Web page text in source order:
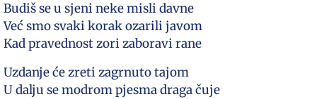
Budiš se u sjeni neke misli davne
Već smo svaki korak ozarili javom
Kad pravednost zori zaboravi rane
Uzdanje će zreti zagrnuto tajom
U dalju se modrom pjesma draga čuje